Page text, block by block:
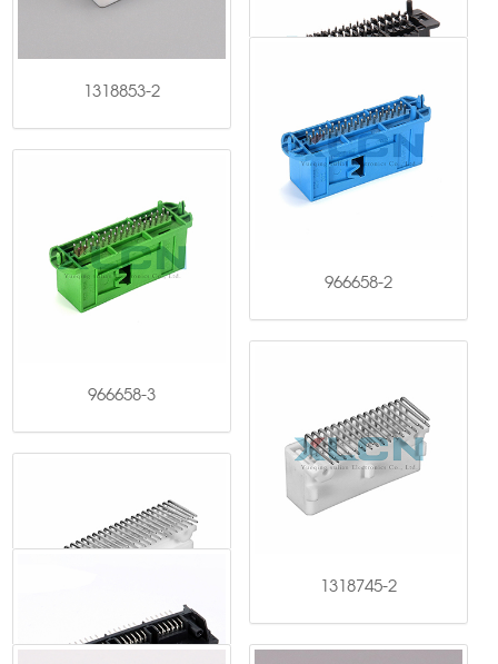
1318853-2
DJ7281-0.7-10A
966658-2
966658-3
1318745-2